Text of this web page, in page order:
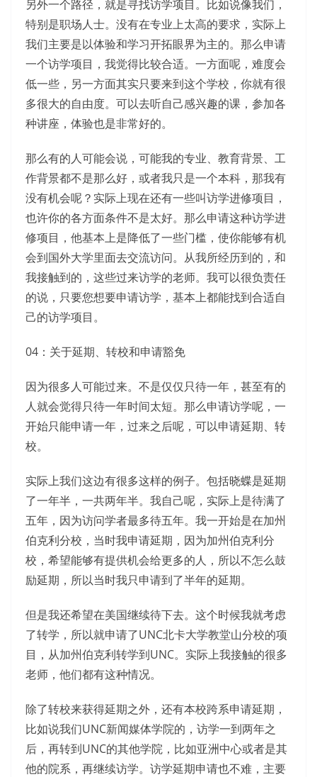
另外一个路径，就是寻找访学项目。比如说像我们，
特别是职场人士。没有在专业上太高的要求，实际上
我们主要是以体验和学习开拓眼界为主的。那么申请
一个访学项目，我觉得比较合适。一方面呢，难度会
低一些，另一方面其实只要来到这个学校，你就有很
多很大的自由度。可以去听自己感兴趣的课，参加各
种讲座，体验也是非常好的。
那么有的人可能会说，可能我的专业、教育背景、工
作背景都不是那么好，或者我只是一个本科，那我有
没有机会呢？实际上现在还有一些叫访学进修项目，
也许你的各方面条件不是太好。那么申请这种访学进
修项目，他基本上是降低了一些门槛，使你能够有机
会到国外大学里面去交流访问。从我所经历到的，和
我接触到的，这些过来访学的老师。我可以很负责任
的说，只要您想要申请访学，基本上都能找到合适自
己的访学项目。
04：关于延期、转校和申请豁免
因为很多人可能过来。不是仅仅只待一年，甚至有的
人就会觉得只待一年时间太短。那么申请访学呢，一
开始只能申请一年，过来之后呢，可以申请延期、转
校。
实际上我们这边有很多这样的例子。包括晓蝶是延期
了一年半，一共两年半。我自己呢，实际上是待满了
五年，因为访问学者最多待五年。我一开始是在加州
伯克利分校，当时我申请延期，因为加州伯克利分
校，希望能够有提供机会给更多的人，所以不怎么鼓
励延期，所以当时我只申请到了半年的延期。
但是我还希望在美国继续待下去。这个时候我就考虑
了转学，所以就申请了UNC北卡大学教堂山分校的项
目，从加州伯克利转学到UNC。实际上我接触的很多
老师，他们都有这种情况。
除了转校来获得延期之外，还有本校跨系申请延期，
比如说我们UNC新闻媒体学院的，访学一到两年之
后，再转到UNC的其他学院，比如亚洲中心或者是其
他的院系，再继续访学。访学延期申请也不难，主要